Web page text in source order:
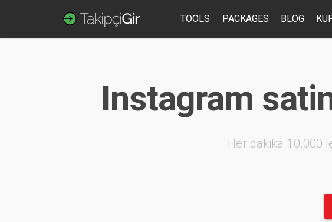
TOOLS PACKAGES BLOG
Instagram
Her dakika 10.000